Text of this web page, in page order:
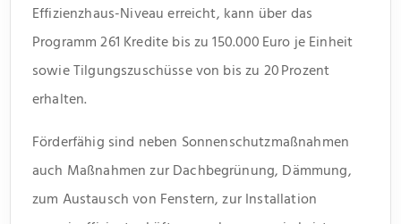
Effizienzhaus-Niveau erreicht, kann über das
Programm 261 Kredite bis zu 150.000 Euro je Einheit
sowie Tilgungszuschüsse von bis zu 20 Prozent
erhalten.
Förderfähig sind neben Sonnenschutzmaßnahmen
auch Maßnahmen zur Dachbegrünung, Dämmung,
zum Austausch von Fenstern, zur Installation